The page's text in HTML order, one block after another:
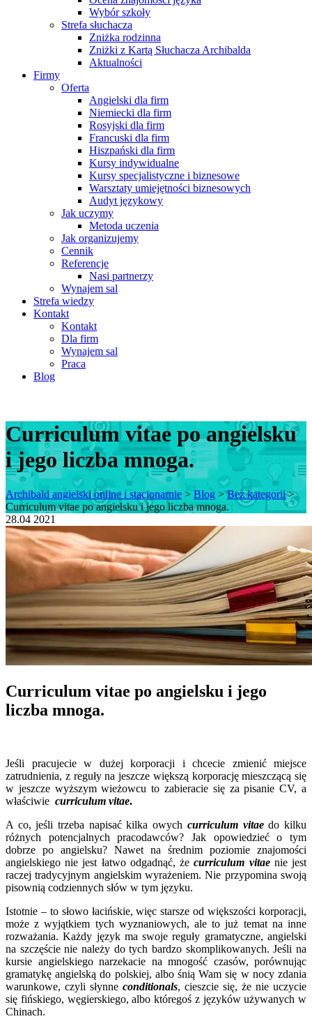
Wybór szkoły
Strefa słuchacza
Zniżka rodzinna
Zniżki z Kartą Słuchacza Archibalda
Aktualności
Firmy
Oferta
Angielski dla firm
Niemiecki dla firm
Rosyjski dla firm
Francuski dla firm
Hiszpański dla firm
Kursy indywidualne
Kursy specjalistyczne i biznesowe
Warsztaty umiejętności biznesowych
Audyt językowy
Jak uczymy
Metoda uczenia
Jak organizujemy
Cennik
Referencje
Nasi partnerzy
Wynajem sal
Strefa wiedzy
Kontakt
Kontakt
Dla firm
Wynajem sal
Praca
Blog
Curriculum vitae po angielsku
i jego liczba mnoga.
Archibald angielski online i stacjonarnie >Blog >Bez kategorii>
Curriculum vitae po angielsku i jego liczba mnoga.
28.04 2021
Curriculum vitae po angielsku i jego
liczba mnoga.
Jeśli pracujecie w dużej korporacji i chcecie zmienić miejsce
zatrudnienia, z reguły na jeszcze większą korporację mieszczącą się
w jeszcze wyższym wieżowcu to zabieracie się za pisanie CV, a
właściwie curriculum vitae.
A co, jeśli trzeba napisać kilka owych curriculum vitaedo kilku
różnych potencjalnych pracodawców? Jak opowiedzieć o tym
dobrze po angielsku? Nawet na średnim poziomie znajomości
angielskiego nie jest łatwo odgadnąć, żecurriculum vitaenie jest
raczej tradycyjnym angielskim wyrażeniem. Nie przypomina swoją
pisownią codziennych słów w tym języku.
Istotnie – to słowo łacińskie, więc starsze od większości korporacji,
może z wyjątkiem tych wyznaniowych, ale to już temat na inne
rozważania. Każdy język ma swoje reguły gramatyczne, angielski
na szczęście nie należy do tych bardzo skomplikowanych. Jeśli na
kursie angielskiego narzekacie na mnogość czasów, porównując
gramatykę angielską do polskiej, albo śnią Wam się w nocy zdania
warunkowe, czyli słynne conditionals, cieszcie się, że nie uczycie
się fińskiego, węgierskiego, albo któregoś z języków używanych w
Chinach.